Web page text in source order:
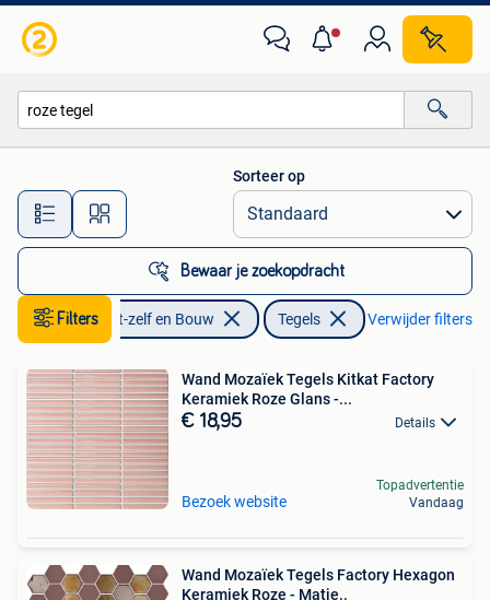
Alle afstanden…
Sorteer op
Bewaar je zoekopdracht
Filters
Doe-het-zelf en Bouw Tegels Verwijder filters
Wand Mozaïek Tegels Kitkat Factory
Keramiek Roze Glans -...
€ 18,95 Details
Bezoek website
Topadvertentie
Vandaag
Wand Mozaïek Tegels Factory Hexagon
Keramiek Roze - Matje..